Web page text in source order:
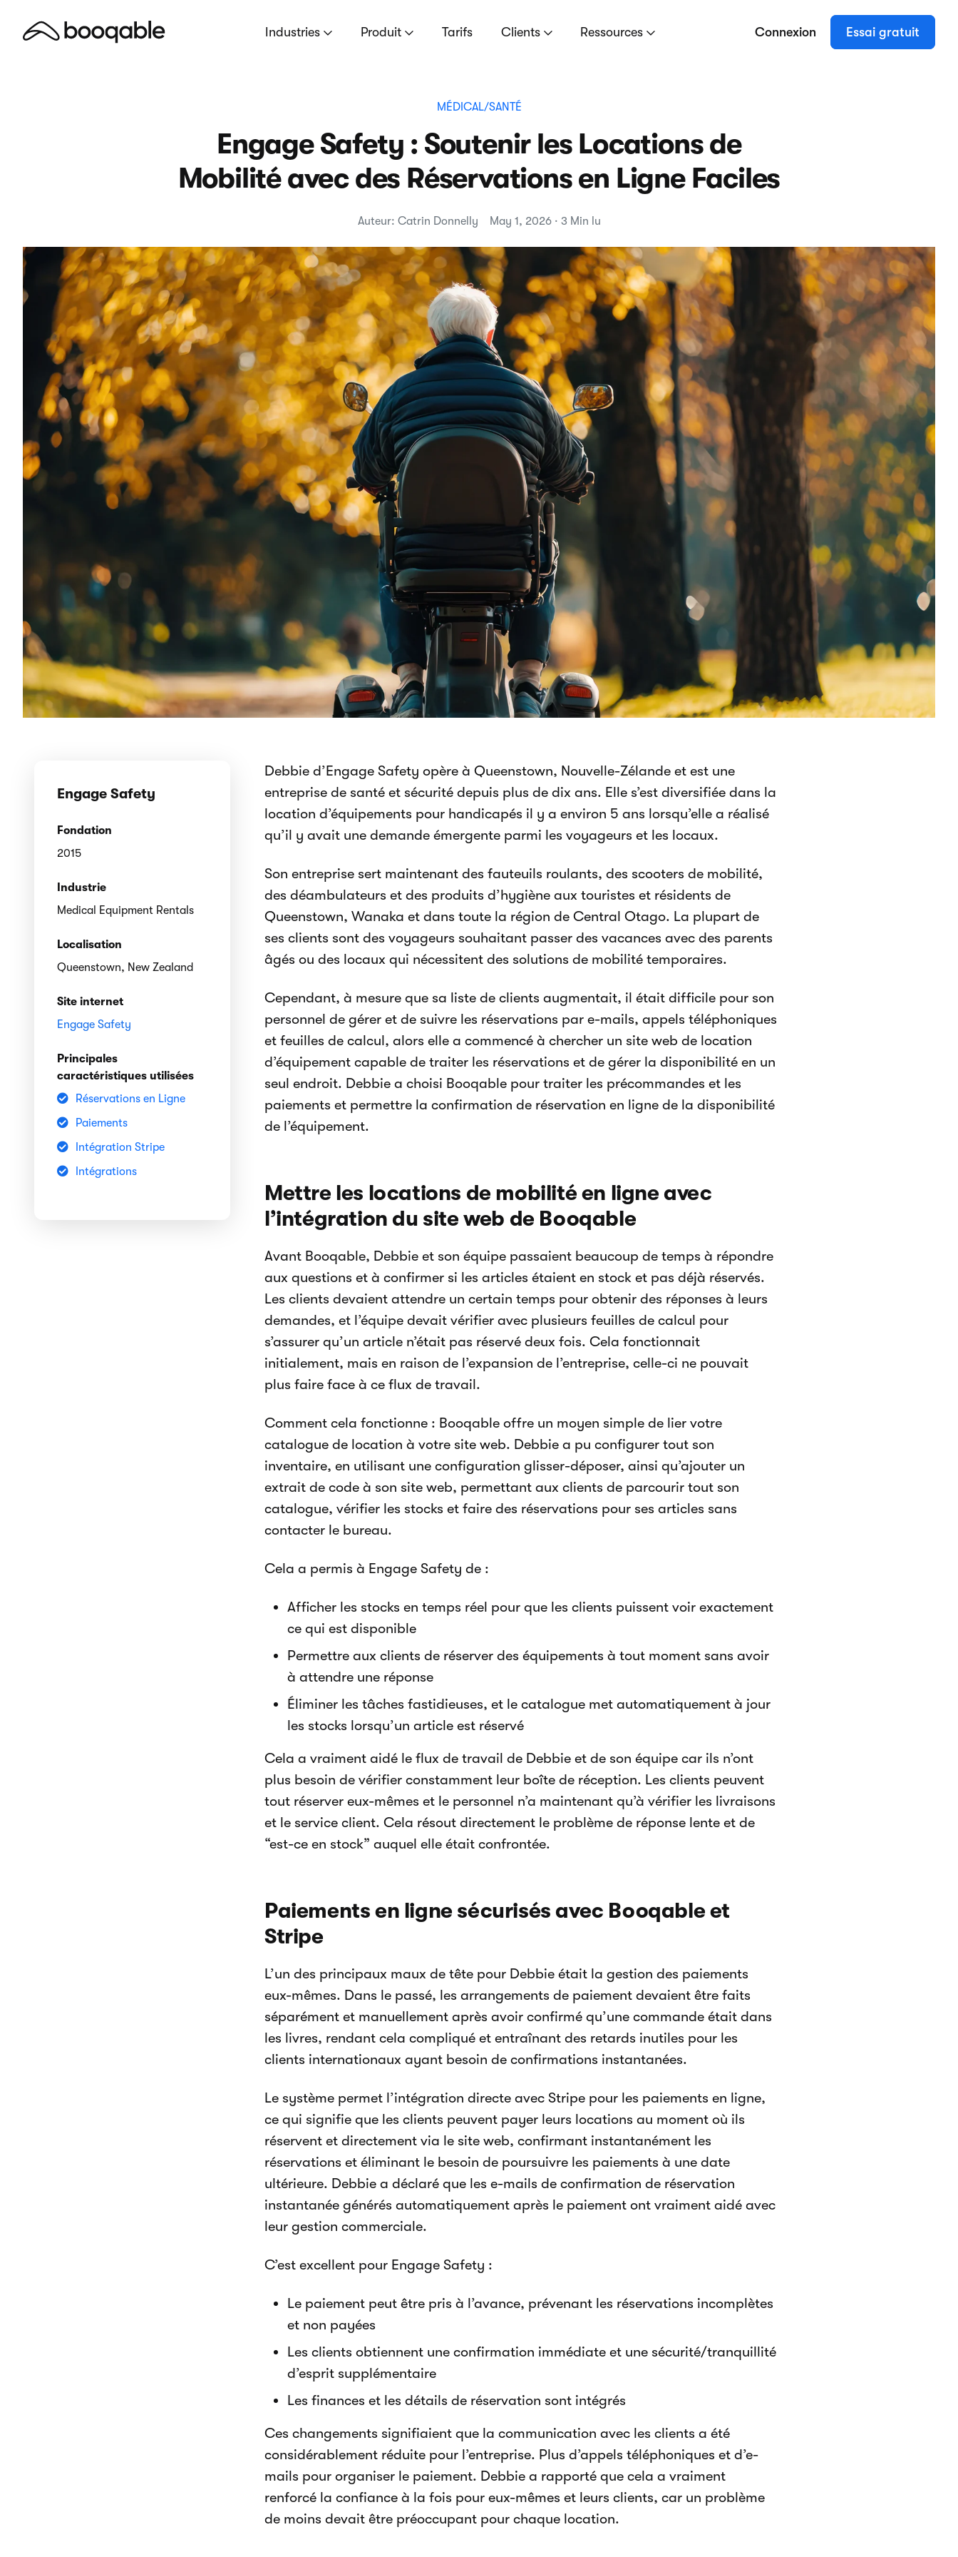
Industries Produit Tarifs Clients Ressources Connexion Essai gratuit
MÉDICAL/SANTÉ
Engage Safety : Soutenir les Locations de
Mobilité avec des Réservations en Ligne Faciles
Auteur: Catrin Donnelly May 1, 2026 · 3 Min lu
Engage Safety
Fondation
2015
Industrie
Medical Equipment Rentals
Localisation
Queenstown, New Zealand
Site internet
Engage Safety
Principales
caractéristiques utilisées
Réservations en Ligne
Paiements
Intégration Stripe
Intégrations
Debbie d’Engage Safety opère à Queenstown, Nouvelle-Zélande et est une
entreprise de santé et sécurité depuis plus de dix ans. Elle s’est diversifiée dans la
location d’équipements pour handicapés il y a environ 5 ans lorsqu’elle a réalisé
qu’il y avait une demande émergente parmi les voyageurs et les locaux.
Son entreprise sert maintenant des fauteuils roulants, des scooters de mobilité,
des déambulateurs et des produits d’hygiène aux touristes et résidents de
Queenstown, Wanaka et dans toute la région de Central Otago. La plupart de
ses clients sont des voyageurs souhaitant passer des vacances avec des parents
âgés ou des locaux qui nécessitent des solutions de mobilité temporaires.
Cependant, à mesure que sa liste de clients augmentait, il était difficile pour son
personnel de gérer et de suivre les réservations par e-mails, appels téléphoniques
et feuilles de calcul, alors elle a commencé à chercher un site web de location
d’équipement capable de traiter les réservations et de gérer la disponibilité en un
seul endroit. Debbie a choisi Booqable pour traiter les précommandes et les
paiements et permettre la confirmation de réservation en ligne de la disponibilité
de l’équipement.
Mettre les locations de mobilité en ligne avec
l’intégration du site web de Booqable
Avant Booqable, Debbie et son équipe passaient beaucoup de temps à répondre
aux questions et à confirmer si les articles étaient en stock et pas déjà réservés.
Les clients devaient attendre un certain temps pour obtenir des réponses à leurs
demandes, et l’équipe devait vérifier avec plusieurs feuilles de calcul pour
s’assurer qu’un article n’était pas réservé deux fois. Cela fonctionnait
initialement, mais en raison de l’expansion de l’entreprise, celle-ci ne pouvait
plus faire face à ce flux de travail.
Comment cela fonctionne : Booqable offre un moyen simple de lier votre
catalogue de location à votre site web. Debbie a pu configurer tout son
inventaire, en utilisant une configuration glisser-déposer, ainsi qu’ajouter un
extrait de code à son site web, permettant aux clients de parcourir tout son
catalogue, vérifier les stocks et faire des réservations pour ses articles sans
contacter le bureau.
Cela a permis à Engage Safety de :
Afficher les stocks en temps réel pour que les clients puissent voir exactement
ce qui est disponible
Permettre aux clients de réserver des équipements à tout moment sans avoir
à attendre une réponse
Éliminer les tâches fastidieuses, et le catalogue met automatiquement à jour
les stocks lorsqu’un article est réservé
Cela a vraiment aidé le flux de travail de Debbie et de son équipe car ils n’ont
plus besoin de vérifier constamment leur boîte de réception. Les clients peuvent
tout réserver eux-mêmes et le personnel n’a maintenant qu’à vérifier les livraisons
et le service client. Cela résout directement le problème de réponse lente et de
“est-ce en stock” auquel elle était confrontée.
Paiements en ligne sécurisés avec Booqable et
Stripe
L’un des principaux maux de tête pour Debbie était la gestion des paiements
eux-mêmes. Dans le passé, les arrangements de paiement devaient être faits
séparément et manuellement après avoir confirmé qu’une commande était dans
les livres, rendant cela compliqué et entraînant des retards inutiles pour les
clients internationaux ayant besoin de confirmations instantanées.
Le système permet l’intégration directe avec Stripe pour les paiements en ligne,
ce qui signifie que les clients peuvent payer leurs locations au moment où ils
réservent et directement via le site web, confirmant instantanément les
réservations et éliminant le besoin de poursuivre les paiements à une date
ultérieure. Debbie a déclaré que les e-mails de confirmation de réservation
instantanée générés automatiquement après le paiement ont vraiment aidé avec
leur gestion commerciale.
C’est excellent pour Engage Safety :
Le paiement peut être pris à l’avance, prévenant les réservations incomplètes
et non payées
Les clients obtiennent une confirmation immédiate et une sécurité/tranquillité
d’esprit supplémentaire
Les finances et les détails de réservation sont intégrés
Ces changements signifiaient que la communication avec les clients a été
considérablement réduite pour l’entreprise. Plus d’appels téléphoniques et d’e-
mails pour organiser le paiement. Debbie a rapporté que cela a vraiment
renforcé la confiance à la fois pour eux-mêmes et leurs clients, car un problème
de moins devait être préoccupant pour chaque location.